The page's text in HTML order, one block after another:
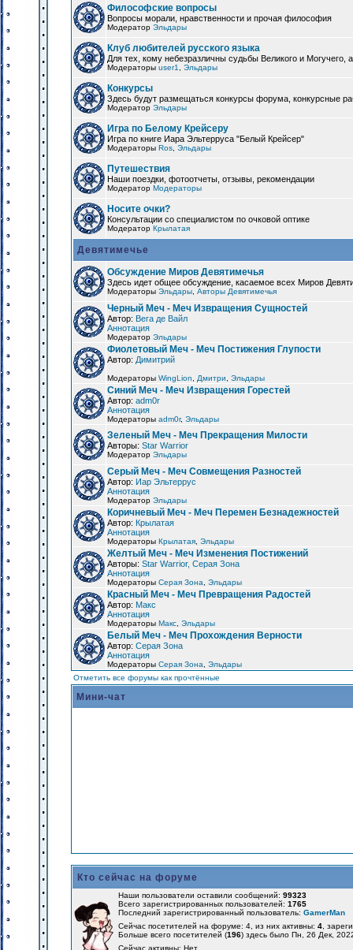
Философские вопросы
Вопросы морали, нравственности и прочая философия
Модератор Эльдары
Клуб любителей русского языка
Для тех, кому небезразличны судьбы Великого и Могучего,
Модераторы user1 Эльдары
Конкурсы
Здесь будут размещаться конкурсы форума, конкурсные
Модератор Эльдары
Игра по Белому Крейсеру
Игра по книге Иара Эльтерруса "Белый Крейсер"
Модераторы Ros Эльдары
Путешествия
Наши поездки, фотоотчеты, отзывы, рекомендации
Модератор Модераторы
Носите очки?
Консультации со специалистом по очковой оптике
Модератор Крылатая
Девятимечье
Обсуждение Миров Девятимечья
Здесь идет общее обсуждение, касаемое всех Миров
Модераторы Эльдары Авторы Девятимечья
Черный Меч - Меч Извращения Сущностей
Автор: Вега де Вайл
Аннотация
Модератор Эльдары
Фиолетовый Меч - Меч Постижения Глупости
Автор: Димитрий
Модераторы WingLion Дмитри Эльдары
Синий Меч - Меч Извращения Горестей
Автор: adm0r
Аннотация
Модераторы adm0r, Эльдары
Зеленый Меч - Меч Прекращения Милости
Авторы: Star Warrior
Модератор Эльдары
Серый Меч - Меч Совмещения Разностей
Автор: Иар Эльтеррус
Аннотация
Модератор Эльдары
Коричневый Меч - Меч Перемен Безнадежностей
Автор: Крылатая
Аннотация
Модераторы Крылатая Эльдары
Желтый Меч - Меч Изменения Постижений
Авторы: Star Warrior, Серая Зона
Аннотация
Модераторы Серая Зона Эльдары
Красный Меч - Меч Превращения Радостей
Автор: Макс
Аннотация
Модераторы Макс Эльдары
Белый Меч - Меч Прохождения Верности
Автор: Серая Зона
Аннотация
Модераторы Серая Зона
Эльдары
Отметить все форумы как прочтённые
Мини-чат
Кто сейчас на форуме
Наши пользователи оставили сообщений: 99323
Всего зарегистрированных пользователей: 1765
Последний зарегистрированный пользователь: GamerMan
Сейчас посетителей на форуме: 4, из них активны: 4 ,
Больше всего посетителей (196) здесь было Пн, 26 Дек,
Сейчас активны: Нет